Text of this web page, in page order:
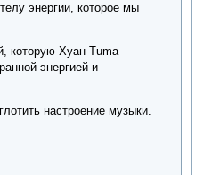
энергии, которое мы
которую Хуан Tuma
энергией и
настроение музыки.